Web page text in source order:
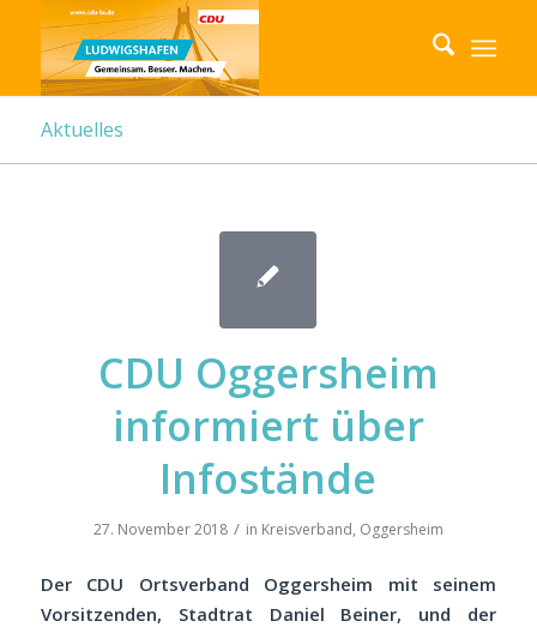
Aktuelles
CDU Oggersheim
informiert über
Infostände
27. November 2018 / in Kreisverband, Oggersheim
Der CDU Ortsverband Oggersheim mit seinem
Vorsitzenden, Stadtrat Daniel Beiner, und der